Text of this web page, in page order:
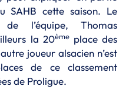
SAHB cette saison. Le
l’équipe, Thomas
la 20èmeplace des
joueur alsacien n’est
de ce classement
de Proligue.